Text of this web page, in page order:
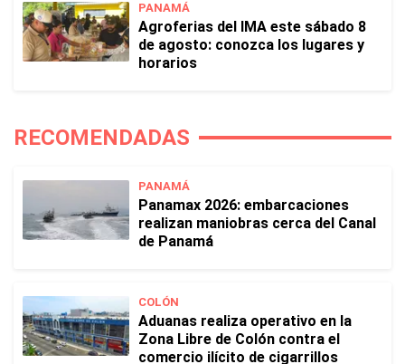
PANAMÁ
Agroferias del IMA este sábado 8
de agosto: conozca los lugares y
horarios
RECOMENDADAS
PANAMÁ
Panamax 2026: embarcaciones
realizan maniobras cerca del Canal
de Panamá
COLÓN
Aduanas realiza operativo en la
Zona Libre de Colón contra el
comercio ilícito de cigarrillos